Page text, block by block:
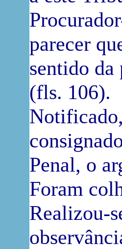
parecer
sentido da
(fls. 106).
Penal, o
Foram
Realizou-